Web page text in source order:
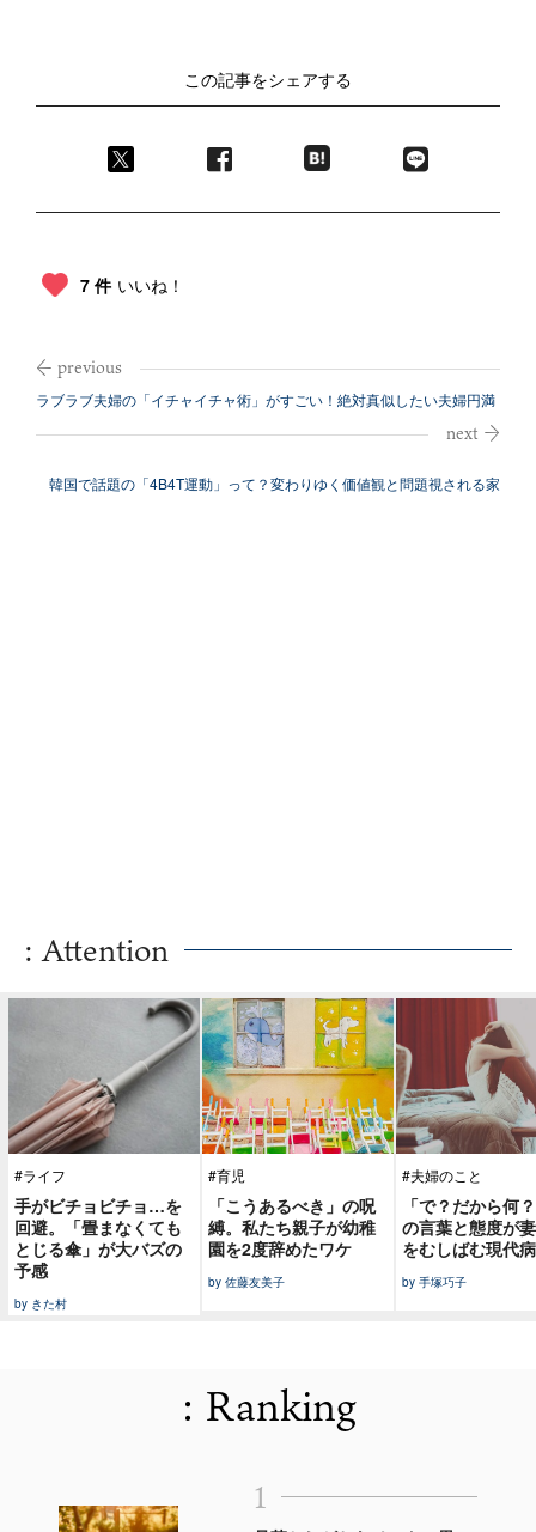
この記事をシェアする
7 件 いいね！
ラブラブ夫婦の「イチャイチャ術」がすごい！絶対真似したい夫婦円満
韓国で話題の「4B4T運動」って？変わりゆく価値観と問題視される家
: Attention
#ライフ
手がビチョビチョ…を
回避。「畳まなくても
とじる傘」が大バズの
予感
by きた村
#育児
「こうあるべき」の呪
縛。私たち親子が幼稚
園を2度辞めたワケ
by 佐藤友美子
#夫婦のこと
「で？だから何
の言葉と態度が
をむしばむ現代病
by 手塚巧子
: Ranking
1